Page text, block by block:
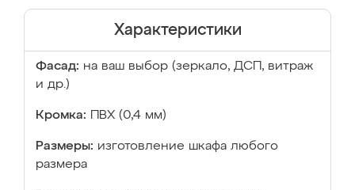
Характеристики
Фасад: на ваш выбор (зеркало, ДСП, витраж
и др.)
Кромка: ПВХ (0,4 мм)
Размеры: изготовление шкафа любого
размера